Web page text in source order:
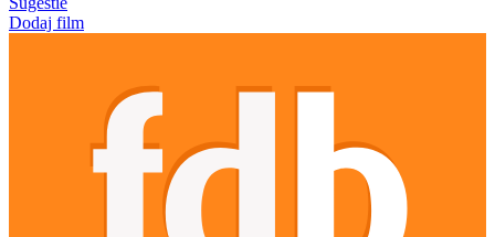
Dodaj film